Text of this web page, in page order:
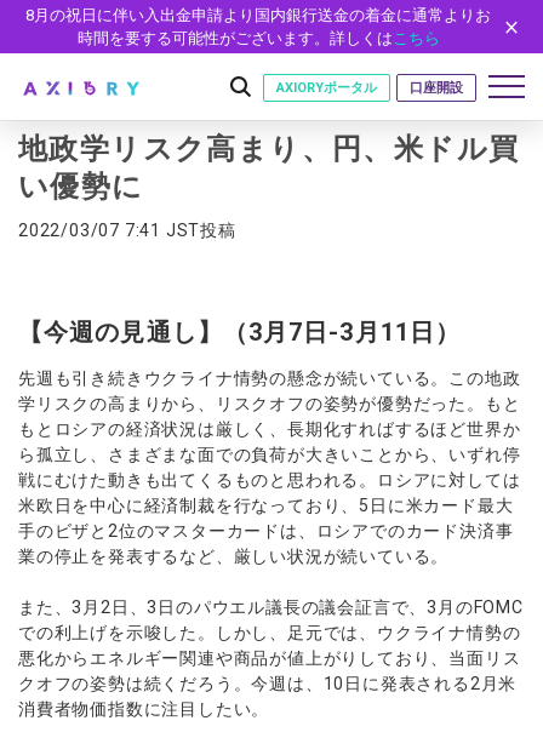
8月の祝日に伴い入出金申請より国内銀行送金の着金に通常よりお
時間を要する可能性がございます。詳しくはこちら
はじめに
安全性
取引商品
現物株式
ETF
株式CFD
株価指数CFD
エネルギーCFD
ソフトコモディティCFD
NEW
バトルCFD
取引条件
ゼロカットとロスカット
スワップとロールオーバー
入出金方法
レバレッジ
NEW
約定率
取引計算シミュレーター
注文執行ポリシー
経済指標・予測カレンダー
休眠口座と凍結口座
口座
口座の種類
口座タイプ
法人のお客様
ゼロ口座
NEW
デモ口座
ウォレット口座
NEW
口座開設
口座開設フォーム
必要書類
開設方法
プラットフォーム
プラットフォーム
MT5
MT4
cTrader
AXIORYアプリ
AXIORYポータル
ツール
MT4/MT5 ヒストリカルデータ
EA(エキスパートアドバイザー)
カスタムインジケーター
日本時間表示インジケータ
ストライク インジケータ
MQLシグナル
NEW
通貨インデックス
パートナー
パートナーシップ・プログラム
イントロデュース・パートナープログラム（IP）
特別・VIPプログラム
NEW
ニュース
ニュースリリース
お知らせ
コーポレートニュース
キャンペーン
トレードガイド
NEW
会社概要
企業情報
会社概要
役員紹介
お問合せ
よくあるご質問
日本語
عربى
English
Русский
口座開設する
デモ口座を開設する
AXIORYポータル 口座開設
地政学リスク高まり、円、米ドル買
い優勢に
2022/03/07 7:41 JST投稿
【今週の見通し】（3月7日-3月11日）
先週も引き続きウクライナ情勢の懸念が続いている。この地政
学リスクの高まりから、リスクオフの姿勢が優勢だった。もと
もとロシアの経済状況は厳しく、長期化すればするほど世界か
ら孤立し、さまざまな面での負荷が大きいことから、いずれ停
戦にむけた動きも出てくるものと思われる。ロシアに対しては
米欧日を中心に経済制裁を行なっており、5日に米カード最大
手のビザと2位のマスターカードは、ロシアでのカード決済事
業の停止を発表するなど、厳しい状況が続いている。
また、3月2日、3日のパウエル議長の議会証言で、3月のFOMC
での利上げを示唆した。しかし、足元では、ウクライナ情勢の
悪化からエネルギー関連や商品が値上がりしており、当面リス
クオフの姿勢は続くだろう。今週は、10日に発表される2月米
消費者物価指数に注目したい。